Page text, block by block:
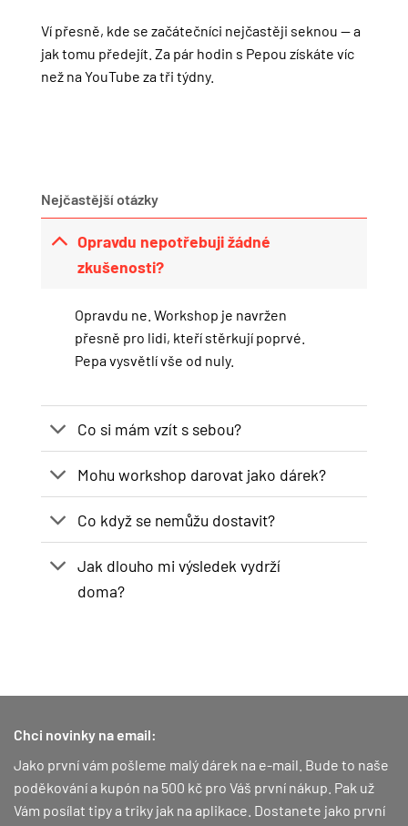
Ví přesně, kde se začátečníci nejčastěji seknou — a
jak tomu předejít. Za pár hodin s Pepou získáte víc
než na YouTube za tři týdny.
Nejčastější otázky
Opravdu nepotřebuji žádné
zkušenosti?
Opravdu ne. Workshop je navržen
přesně pro lidi, kteří stěrkují poprvé.
Pepa vysvětlí vše od nuly.
Co si mám vzít s sebou?
Mohu workshop darovat jako dárek?
Co když se nemůžu dostavit?
Jak dlouho mi výsledek vydrží
doma?
Chci novinky na email:
Jako první vám pošleme malý dárek na e-mail. Bude to naše
poděkování a kupón na 500 kč pro Váš první nákup. Pak už
Vám posílat tipy a triky jak na aplikace. Dostanete jako první